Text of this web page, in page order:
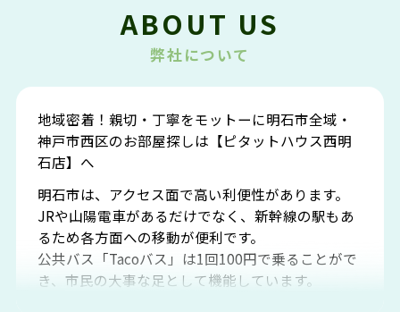
ABOUT US
弊社について
地域密着！親切・丁寧をモットーに明石市全域・
神戸市西区のお部屋探しは【ピタットハウス西明
石店】へ
明石市は、アクセス面で高い利便性があります。
JRや山陽電車があるだけでなく、新幹線の駅もあ
るため各方面への移動が便利です。
公共バス「Tacoバス」は1回100円で乗ることがで
き、市民の大事な足として機能しています。